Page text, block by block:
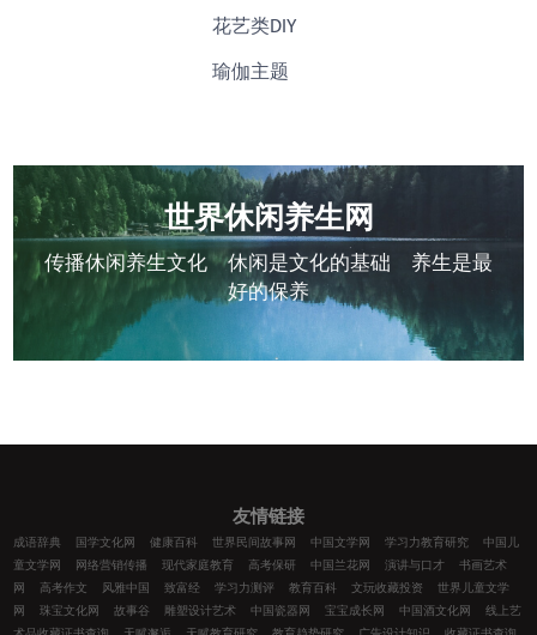
花艺类DIY
瑜伽主题
世界休闲养生网
传播休闲养生文化 休闲是文化的基础 养生是最
好的保养
友情链接
成语辞典 国学文化网 健康百科 世界民间故事网 中国文学网 学习力教育研究
中国儿
童文学网
网络营销传播 现代家庭教育 高考保研 中国兰花网 演讲与口才
书画艺术
网
高考作文 风雅中国 致富经 学习力测评 教育百科 文玩收藏投资
世界儿童文学
网
珠宝文化网 故事谷 雕塑设计艺术 中国瓷器网 宝宝成长网 中国酒文化网
线上艺